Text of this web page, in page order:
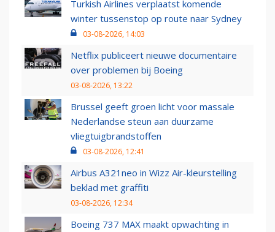
Turkish Airlines verplaatst komende
winter tussenstop op route naar Sydney
03-08-2026, 14:03
Netflix publiceert nieuwe documentaire
over problemen bij Boeing
03-08-2026, 13:22
Brussel geeft groen licht voor massale
Nederlandse steun aan duurzame
vliegtuigbrandstoffen
03-08-2026, 12:41
Airbus A321neo in Wizz Air-kleurstelling
beklad met graffiti
03-08-2026, 12:34
Boeing 737 MAX maakt opwachting in